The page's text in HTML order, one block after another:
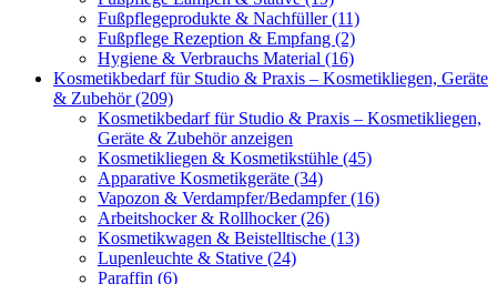
Fußpflegeprodukte & Nachfüller (11)
Fußpflege Rezeption & Empfang (2)
Hygiene & Verbrauchs Material (16)
Kosmetikbedarf für Studio & Praxis – Kosmetikliegen, Geräte
& Zubehör (209)
Kosmetikbedarf für Studio & Praxis – Kosmetikliegen,
Geräte & Zubehör anzeigen
Kosmetikliegen & Kosmetikstühle (45)
Apparative Kosmetikgeräte (34)
Vapozon & Verdampfer/Bedampfer (16)
Arbeitshocker & Rollhocker (26)
Kosmetikwagen & Beistelltische (13)
Lupenleuchte & Stative (24)
Paraffin (6)